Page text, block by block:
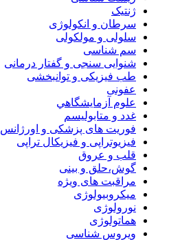
ژنتیک
سرطان و انکولوژی
سلولی و مولکولی
سم شناسی
شنوایی سنجی و گفتار درمانی
طب فیزیکی و توانبخشی
عفونی
علوم آزمايشگاهي
غدد و متابولیسم
فوریت های پزشکی و اورژانس
فیزیوتراپی و فیزیکال تراپی
قلب و عروق
گوش،حلق و بینی
مراقبت های ویژه
میکروبیولوژی
نورولوژی
هماتولوژی
ویروس شناسی